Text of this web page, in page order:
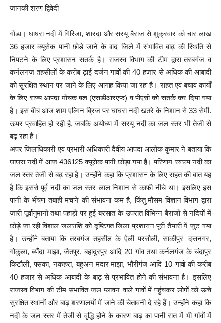
जानकी शरण द्विवेदी
गोंडा। घाघरा नदी में गिरिजा, शारदा और सरयू बैराज से शुक्रवार को चार लाख
36 हजार क्यूसेक पानी छोड़े जाने के बाद जिले में संभावित बाढ़ की स्थिति से
निपटने के लिए प्रशासन सतर्क है। राजस्व विभाग की टीम द्वारा तरबगंज व
कर्नलगंज तहसीलों के करीब ढ़ाई दर्जन गांवों की 40 हजार से अधिक की आबादी
को सुरक्षित स्थान पर जाने के लिए आगाह किया जा रहा है। राहत एवं बचाव कार्यों
के लिए राज्य आपदा मोचक बल (एसडीआरएफ) व पीएसी को सतर्क कर दिया गया
है। इस बीच आज शाम एल्गिन ब्रिज पर घाघरा नदी खतरे के निशान से 33 सेमी.
ऊपर प्रवाहित हो रही है, जबकि अयोध्या में सरयू नदी का जल स्तर भी तेजी से
बढ़ रहा है।
अपर जिलाधिकारी एवं प्रभारी अधिकारी दैवीय आपदा आलोक कुमार ने बताया कि
घाघरा नदी में आज 436125 क्यूसेक पानी छोड़ा गया है। परिणाम स्वरूप नदी का
जल स्तर तेजी से बढ़ रहा है। उन्होंने कहा कि प्रशासन के लिए राहत की बात यह
है कि इससे पूर्व नदी का जल स्तर लाल निशान से काफी नीचे था। इसलिए इस
पानी के भीषण तबाही मचाने की संभावना कम है, किंतु मौसम विज्ञान विभाग द्वारा
जारी पूर्वानुमानों तथा पहाड़ों पर हुई बरसात के उपरांत विभिन्न बैराजों से नदियों में
छोड़े जा रही विशाल जलराशि को दृष्टिगत जिला प्रशासन पूरी तैयारी में जुट गया
है। उन्होंने बताया कि तरबगंज तहसील के ऐली परसौली, साकीपुर, दत्तनगर,
गोकुला, ब्यौंदा माझा, जैतपुर, बहादुरपुर आदि 20 गांव तथा कर्नलगंज के चंदापुर
किटौली, पसका, नकहरा, बहुअन मदार माझा, भौरीगंज आदि 10 गांवों की करीब
40 हजार से अधिक आबादी के बाढ़ से प्रभावित होने की संभावना है। इसलिए
राजस्व विभाग की टीम संभावित जल प्लावन वाले गांवों में पहुंचकर लोगों को ऊंचे
सुरक्षित स्थानों और बाढ़ शरणालयों में जाने की चेतावनी दे रहे हैं। उन्होंने कहा कि
नदी के जल स्तर में तेजी से वृद्धि होने के कारण बाढ़ का पानी रात में भी गांवों में